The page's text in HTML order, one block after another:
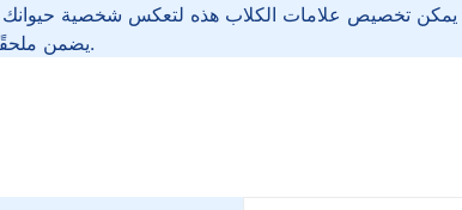
يمكن تخصيص علامات الكلاب هذه لتعكس شخصية حيوانك
يضمن ملحقًا فريدًا وخالدًا لصديقك الفروي.